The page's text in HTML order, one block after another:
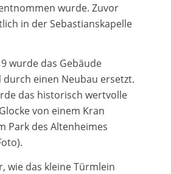
wurde. Zuvor
in der Sebastianskapelle
wurde das Gebäude
einen Neubau ersetzt.
das historisch wertvolle
von einem Kran
Park des Altenheimes
wie das kleine Türmlein